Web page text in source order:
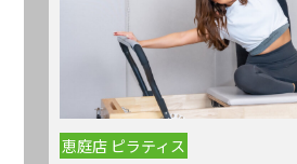
恵庭店 ピラティス